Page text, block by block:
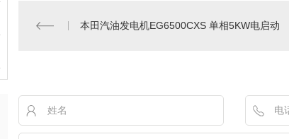
本田汽油发电机EG6500CXS 单相5KW电启动